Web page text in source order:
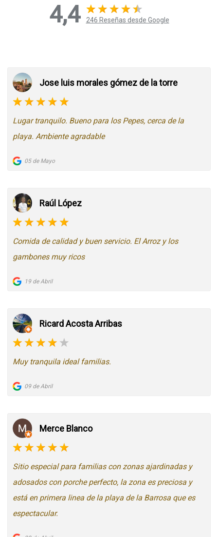
4,4 246 Reseñas desde Google
Jose luis morales gómez de la torre
Lugar tranquilo. Bueno para los Pepes, cerca de la
playa. Ambiente agradable
05 de Mayo
Raúl López
Comida de calidad y buen servicio. El Arroz y los
gambones muy ricos
19 de Abril
Ricard Acosta Arribas
Muy tranquila ideal familias.
09 de Abril
Merce Blanco
Sitio especial para familias con zonas ajardinadas y
adosados con porche perfecto, la zona es preciosa y
está en primera linea de la playa de la Barrosa que es
espectacular.